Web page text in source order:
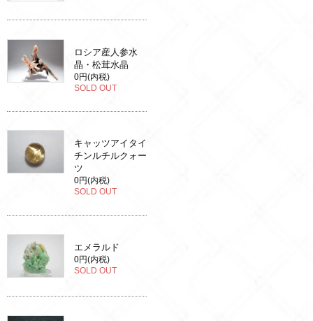
ロシア産人参水
晶・松茸水晶
0円(内税)
SOLD OUT
キャッツアイタイ
チンルチルクォー
ツ
0円(内税)
SOLD OUT
エメラルド
0円(内税)
SOLD OUT